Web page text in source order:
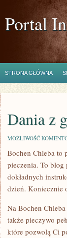
Portal
STRONA GŁÓWNA
Dania z
MOŻLIWOŚĆ
Bochen Chleba to
pieczenia. To
dokładnych
dzień. Koniecznie
Na Bochen
także pieczywo
które pozwolą Ci